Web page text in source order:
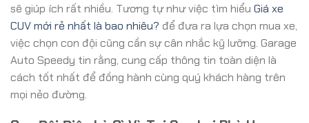
sẽ giúp ích rất nhiều. Tương tự như việc tìm hiểu Giá xe
CUV mới rẻ nhất là bao nhiêu? để đưa ra lựa chọn mua xe,
việc chọn con đội cũng cần sự cân nhắc kỹ lưỡng. Garage
Auto Speedy tin rằng, cung cấp thông tin toàn diện là
cách tốt nhất để đồng hành cùng quý khách hàng trên
mọi nẻo đường.